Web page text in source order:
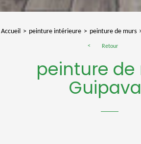
Accueil peinture intérieure peinture de murs
Retour
peinture de